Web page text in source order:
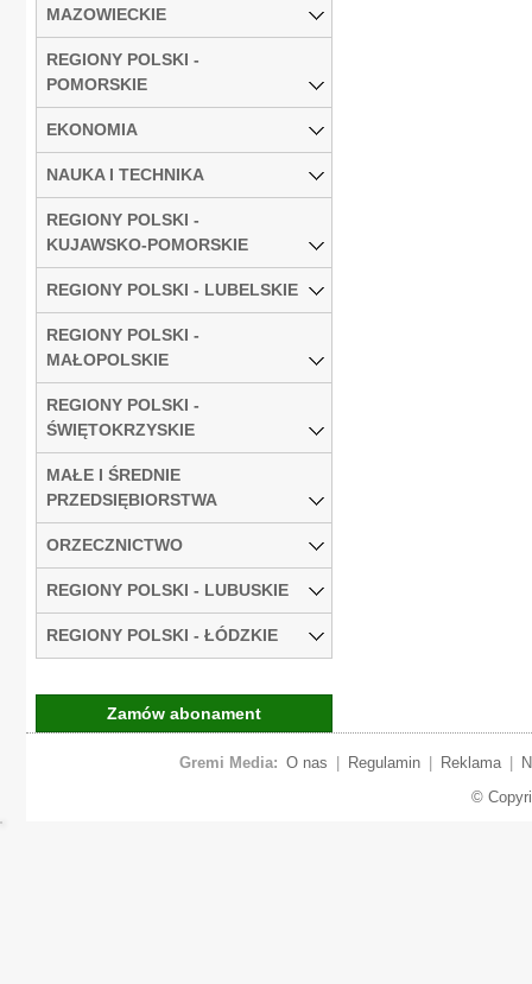
MAZOWIECKIE
REGIONY POLSKI -
POMORSKIE
EKONOMIA
NAUKA I TECHNIKA
REGIONY POLSKI -
KUJAWSKO-POMORSKIE
REGIONY POLSKI - LUBELSKIE
REGIONY POLSKI -
MAŁOPOLSKIE
REGIONY POLSKI -
ŚWIĘTOKRZYSKIE
MAŁE I ŚREDNIE
PRZEDSIĘBIORSTWA
ORZECZNICTWO
REGIONY POLSKI - LUBUSKIE
REGIONY POLSKI - ŁÓDZKIE
Zamów abonament
Gremi Media: O nas Regulamin Reklama
©